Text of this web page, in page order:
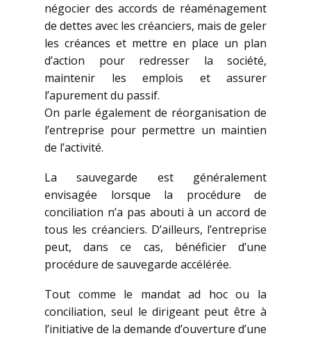
négocier des accords de réaménagement
de dettes avec les créanciers, mais de geler
les créances et mettre en place un plan
d’action pour redresser la société,
maintenir les emplois et assurer
l’apurement du passif.
On parle également de réorganisation de
l’entreprise pour permettre un maintien
de l’activité.
La sauvegarde est généralement
envisagée lorsque la procédure de
conciliation n’a pas abouti à un accord de
tous les créanciers. D’ailleurs, l’entreprise
peut, dans ce cas, bénéficier d’une
procédure de sauvegarde accélérée.
Tout comme le mandat ad hoc ou la
conciliation, seul le dirigeant peut être à
l’initiative de la demande d’ouverture d’une